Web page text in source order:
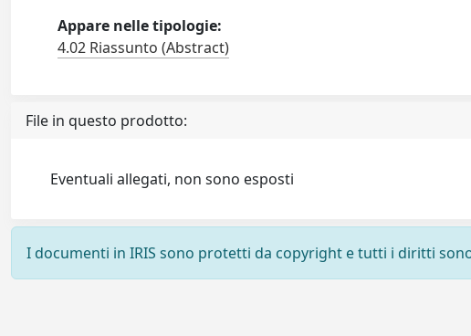
Appare nelle tipologie:
4.02 Riassunto (Abstract)
File in questo prodotto:
Eventuali allegati, non sono esposti
I documenti in IRIS sono protetti da copyright e tutti i diritti